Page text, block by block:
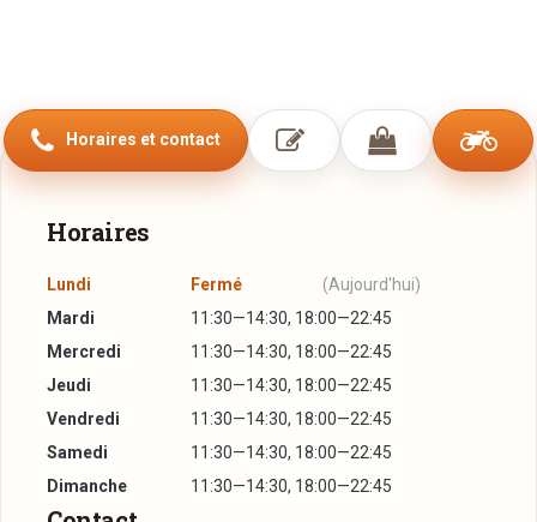
Horaires et contact
Horaires
Lundi Fermé
(Aujourd'hui)
Mardi
11:30—14:30, 18:00—22:45
Mercredi
11:30—14:30, 18:00—22:45
Jeudi
11:30—14:30, 18:00—22:45
Vendredi
11:30—14:30, 18:00—22:45
Samedi
11:30—14:30, 18:00—22:45
Dimanche
11:30—14:30, 18:00—22:45